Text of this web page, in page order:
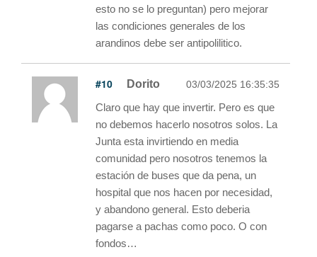
esto no se lo preguntan) pero mejorar
las condiciones generales de los
arandinos debe ser antipolilitico.
#10 Dorito 03/03/2025 16:35:35
Claro que hay que invertir. Pero es que
no debemos hacerlo nosotros solos. La
Junta esta invirtiendo en media
comunidad pero nosotros tenemos la
estación de buses que da pena, un
hospital que nos hacen por necesidad,
y abandono general. Esto deberia
pagarse a pachas como poco. O con
fondos…